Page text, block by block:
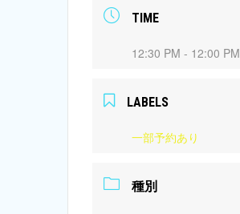
TIME
12:30 PM - 12:00 PM
LABELS
一部予約あり
種別